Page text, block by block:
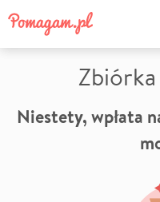
Niestety, wpłata